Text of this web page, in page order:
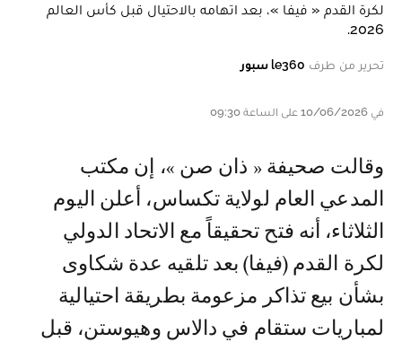
لكرة القدم « فيفا »، بعد اتهامه بالاحتيال قبل كأس العالم
2026.
تحرير من طرف le360 سبور
في 10/06/2026 على الساعة 09:30
وقالت صحيفة « ذان صن »، إن مكتب
المدعي العام لولاية تكساس، أعلن اليوم
الثلاثاء، أنه فتح تحقيقاً مع الاتحاد الدولي
لكرة القدم (فيفا) بعد تلقيه عدة شكاوى
بشأن بيع تذاكر مزعومة بطريقة احتيالية
لمباريات ستقام في دالاس وهيوستن، قبل